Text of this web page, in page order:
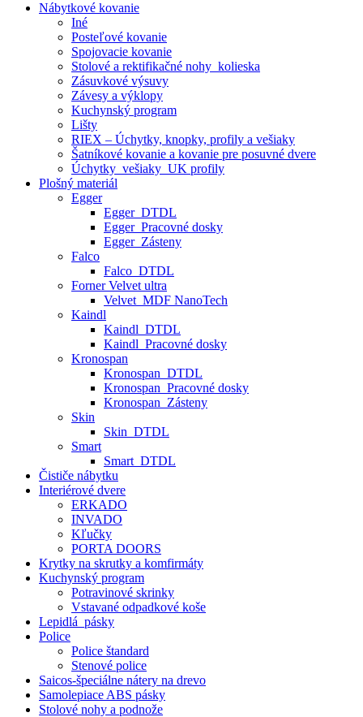
Nábytkové kovanie
Iné
Posteľové kovanie
Spojovacie kovanie
Stolové a rektifikačné nohy_kolieska
Zásuvkové výsuvy
Závesy a výklopy
Kuchynský program
Lišty
RIEX – Úchytky, knopky, profily a vešiaky
Šatníkové kovanie a kovanie pre posuvné dvere
Úchytky_vešiaky_UK profily
Plošný materiál
Egger
Egger_DTDL
Egger_Pracovné dosky
Egger_Zásteny
Falco
Falco_DTDL
Forner Velvet ultra
Velvet_MDF NanoTech
Kaindl
Kaindl_DTDL
Kaindl_Pracovné dosky
Kronospan
Kronospan_DTDL
Kronospan_Pracovné dosky
Kronospan_Zásteny
Skin
Skin_DTDL
Smart
Smart_DTDL
Čističe nábytku
Interiérové dvere
ERKADO
INVADO
Kľučky
PORTA DOORS
Krytky na skrutky a komfirmáty
Kuchynský program
Potravinové skrinky
Vstavané odpadkové koše
Lepidlá_pásky
Police
Police štandard
Stenové police
Saicos-špeciálne nátery na drevo
Samolepiace ABS pásky
Stolové nohy a podnože